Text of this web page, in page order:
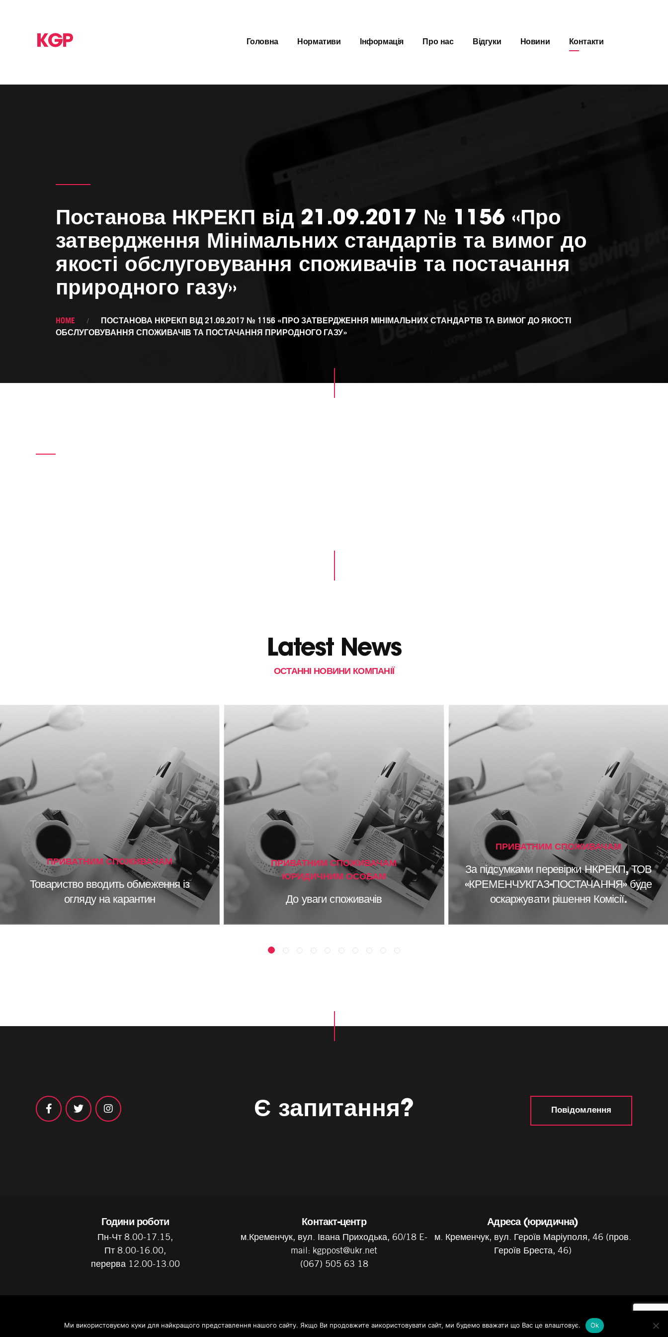
KGP Головна Нормативи Інформація Про нас Відгуки Новини Контакти
Постанова НКРЕКП від 21.09.2017 № 1156 «Про
затвердження Мінімальних стандартів та вимог до
якості обслуговування споживачів та постачання
природного газу»
HOME
ПОСТАНОВА НКРЕКП ВІД 21.09.2017 № 1156 «ПРО ЗАТВЕРДЖЕННЯ МІНІМАЛЬНИХ СТАНДАРТІВ ТА ВИМОГ ДО ЯКОСТІ
ОБСЛУГОВУВАННЯ СПОЖИВАЧІВ ТА ПОСТАЧАННЯ ПРИРОДНОГО ГАЗУ»
Latest News
ОСТАННІ НОВИНИ КОМПАНІЇ
ПРИВАТНИМ СПОЖИВАЧАМ
Товариство вводить обмеження із
огляду на карантин
ПРИВАТНИМ СПОЖИВАЧАМ
ЮРИДИЧНИМ ОСОБАМ
До уваги споживачів
ПРИВАТНИМ СПОЖИВАЧАМ
За підсумками перевірки НКРЕКП, ТОВ
«КРЕМЕНЧУКГАЗ-ПОСТАЧАННЯ» буде
оскаржувати рішення Комісії.
Є запитання? Повідомлення
Години роботи
Пн-Чт 8.00-17.15,
Пт 8.00-16.00,
перерва 12.00-13.00
Контакт-центр
м.Кременчук, вул. Івана Приходька, 60/18 E-
mail: kgppost@ukr.net
(067) 505 63 18
Адреса (юридична)
м. Кременчук, вул. Героїв Маріуполя, 46 (пров.
Героїв Бреста, 46)
Privacy Policy
Ми використовуємо куки для найкращого представлення нашого сайту. Якщо Ви продовжите аикористовувати сайт, ми будемо вважати що Вас це влаштовує. Ok